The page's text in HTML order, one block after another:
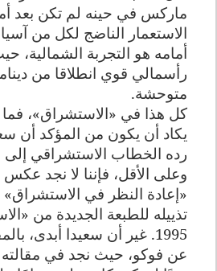
ماركس في حينه لم تكن بعد
الاستعمار الناضج لكل من
أمامه هو التجربة الشمالية،
رأسمالي قوي انطلاقا من
متوحشة.
كل هذا في «الاستشراق»، فما
يكاد أن يكون من المؤكد أن
رده الخطاب الاستشراقي إلى
وعلى الأقل، فإننا لا نجد
تذييله للطبعة الجديدة من
1995. غير أن سعيدا أبدى،
عن فوكو، حيث نجد في مقالته